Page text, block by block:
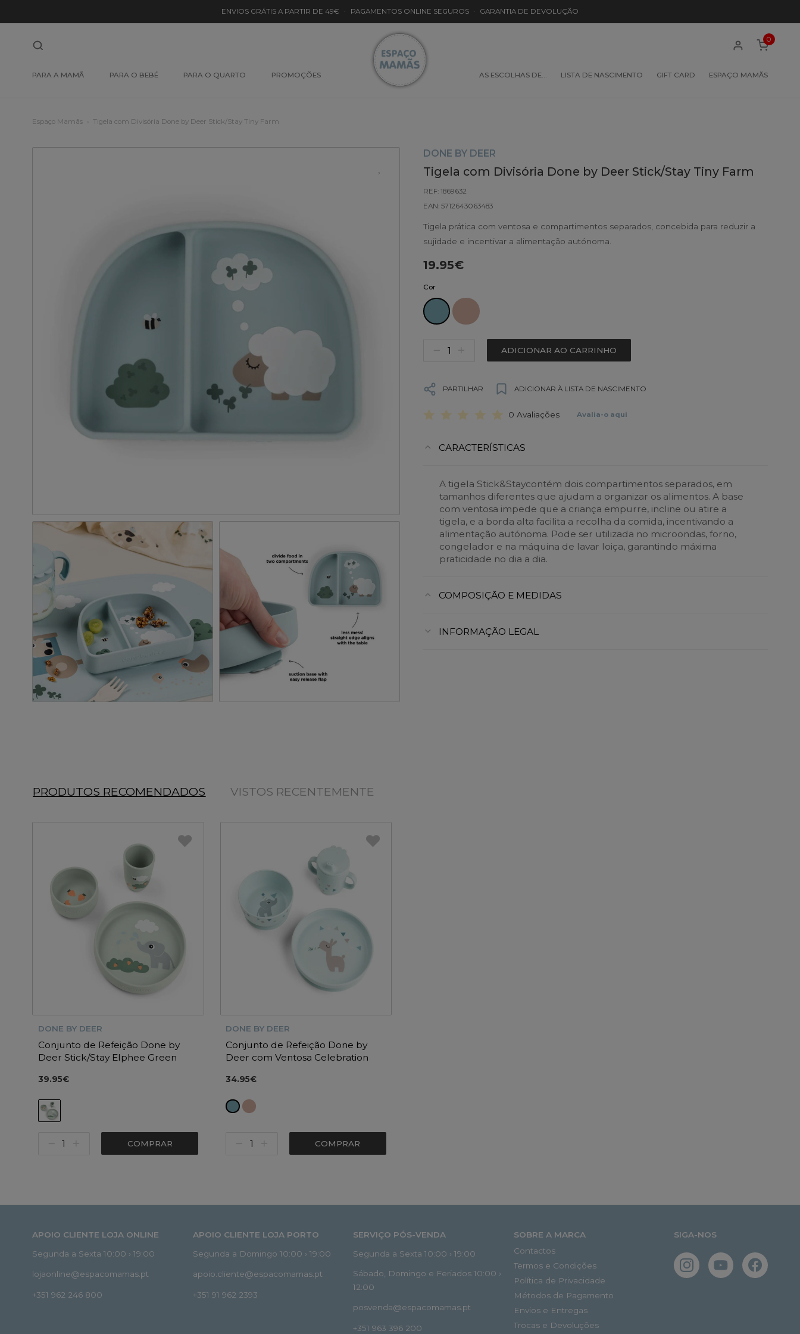
ENVIOS GRÁTIS A PARTIR DE 49€ · PAGAMENTOS ONLINE SEGUROS · GARANTIA DE DEVOLUÇÃO
PARA A MAMÃ PARA O BEBÉ PARA O QUARTO PROMOÇÕES AS ESCOLHAS DE… LISTA DE NASCIMENTO GIFT CARD ESPAÇO MAMÃS
0
Espaço Mamãs Tigela com Divisória Done by Deer Stick/Stay Tiny Farm
DONE BY DEER
Tigela com Divisória Done by Deer Stick/Stay Tiny Farm
REF: 1869632
EAN: 5712643063483
Tigela prática com ventosa e compartimentos separados, concebida para reduzir a
sujidade e incentivar a alimentação autónoma.
19.95€
Cor
ADICIONAR AO CARRINHO
PARTILHAR ADICIONAR À LISTA DE NASCIMENTO
0 Avaliações Avalia-o aqui
CARACTERÍSTICAS
A tigela Stick&Staycontém dois compartimentos separados, em
tamanhos diferentes que ajudam a organizar os alimentos. A base
com ventosa impede que a criança empurre, incline ou atire a
tigela, e a borda alta facilita a recolha da comida, incentivando a
alimentação autónoma. Pode ser utilizada no microondas, forno,
congelador e na máquina de lavar loiça, garantindo máxima
praticidade no dia a dia.
COMPOSIÇÃO E MEDIDAS
INFORMAÇÃO LEGAL
PRODUTOS RECOMENDADOS VISTOS RECENTEMENTE
DONE BY DEER
Conjunto de Refeição Done by
Deer Stick/Stay Elphee Green
39.95€
COMPRAR
DONE BY DEER
Conjunto de Refeição Done by
Deer com Ventosa Celebration
34.95€
COMPRAR
APOIO CLIENTE LOJA ONLINE
Segunda a Sexta 10:00 › 19:00
lojaonline@espacomamas.pt
+351 962 246 800
APOIO CLIENTE LOJA PORTO
Segunda a Domingo 10:00 › 19:00
apoio.cliente@espacomamas.pt
+351 91 962 2393
SERVIÇO PÓS-VENDA
Segunda a Sexta 10:00 › 19:00
Sábado, Domingo e Feriados 10:00 ›
12:00
posvenda@espacomamas.pt
+351 963 396 200
SOBRE A MARCA
Contactos
Termos e Condições
Política de Privacidade
Métodos de Pagamento
Envios e Entregas
Trocas e Devoluções
SIGA-NOS